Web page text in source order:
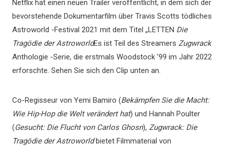
Netflix hat einen neuen Trailer veröffentlicht, in dem sich der
bevorstehende Dokumentarfilm über Travis Scotts tödliches
Astroworld -Festival 2021 mit dem Titel „LETTEN Die
Tragödie der AstroworldEs ist Teil des Streamers Zugwrack
Anthologie -Serie, die erstmals Woodstock ’99 im Jahr 2022
erforschte. Sehen Sie sich den Clip unten an.
Co-Regisseur von Yemi Bamiro (Bekämpfen Sie die Macht:
Wie Hip-Hop die Welt verändert hat) und Hannah Poulter
(Gesucht: Die Flucht von Carlos Ghosn), Zugwrack: Die
Tragödie der Astroworldbietet Filmmaterial von